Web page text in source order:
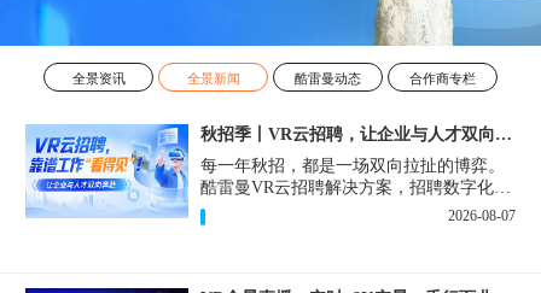
全景资讯 全景新闻 酷雷曼动态 合作商专栏
秋招季丨VR云招聘，让企业与人才双向奔赴！
每一年秋招，都是一场双向拉扯的博弈。
酷雷曼VR云招聘解决方案，招聘数字化的
实用工具，告别“信息博弈”，真正实现企
业与人才双向奔赴。
2026-08-07